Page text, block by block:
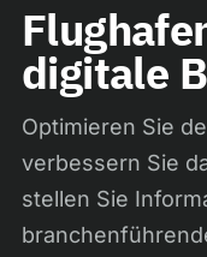
digitale
Optimieren Sie
verbessern Sie
stellen Sie